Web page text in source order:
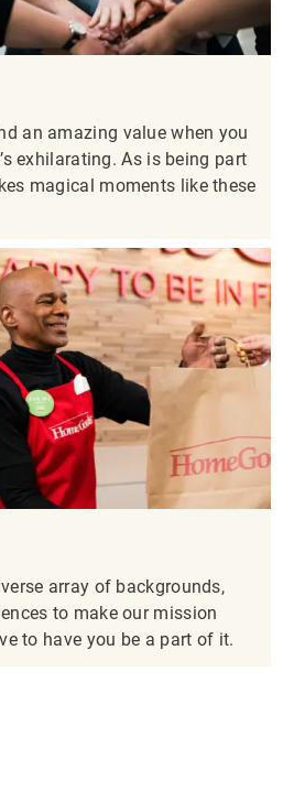
an amazing value when you
exhilarating. As is being part
magical moments like these
array of backgrounds,
to make our mission
to have you be a part of it.